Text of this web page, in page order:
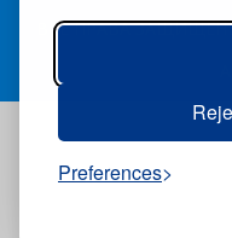
Preferences
ВСЕ ПРАВА ЗАЩИЩЕНЫ